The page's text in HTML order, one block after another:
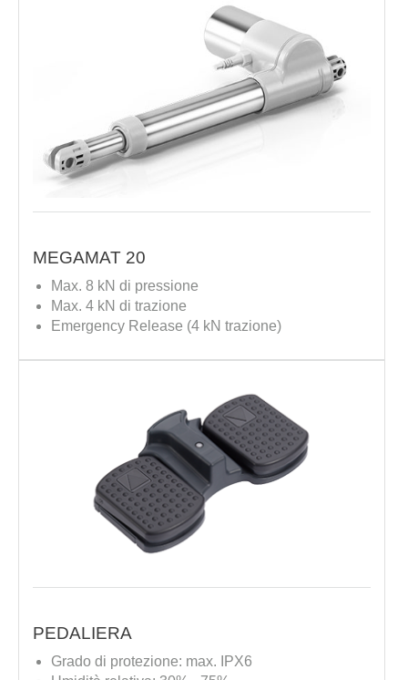
MEGAMAT 20
Max. 8 kN di pressione
Max. 4 kN di trazione
Emergency Release (4 kN trazione)
PEDALIERA
Grado di protezione: max. IPX6